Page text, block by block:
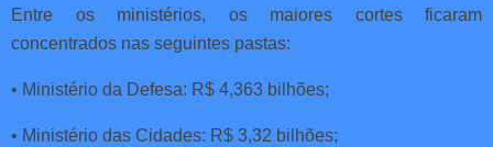
Entre os ministérios, os maiores cortes ficaram
concentrados nas seguintes pastas:
• Ministério da Defesa: R$ 4,363 bilhões;
• Ministério das Cidades: R$ 3,32 bilhões;